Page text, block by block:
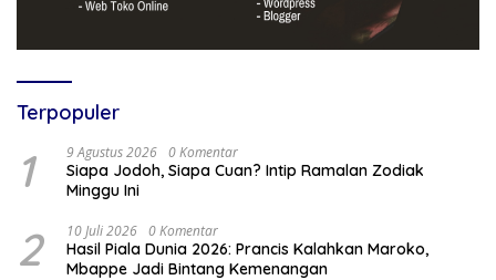
Terpopuler
1 9 Agustus 2026 0 Komentar
Siapa Jodoh, Siapa Cuan? Intip Ramalan Zodiak
Minggu Ini
2 10 Juli 2026 0 Komentar
Hasil Piala Dunia 2026: Prancis Kalahkan Maroko,
Mbappe Jadi Bintang Kemenangan